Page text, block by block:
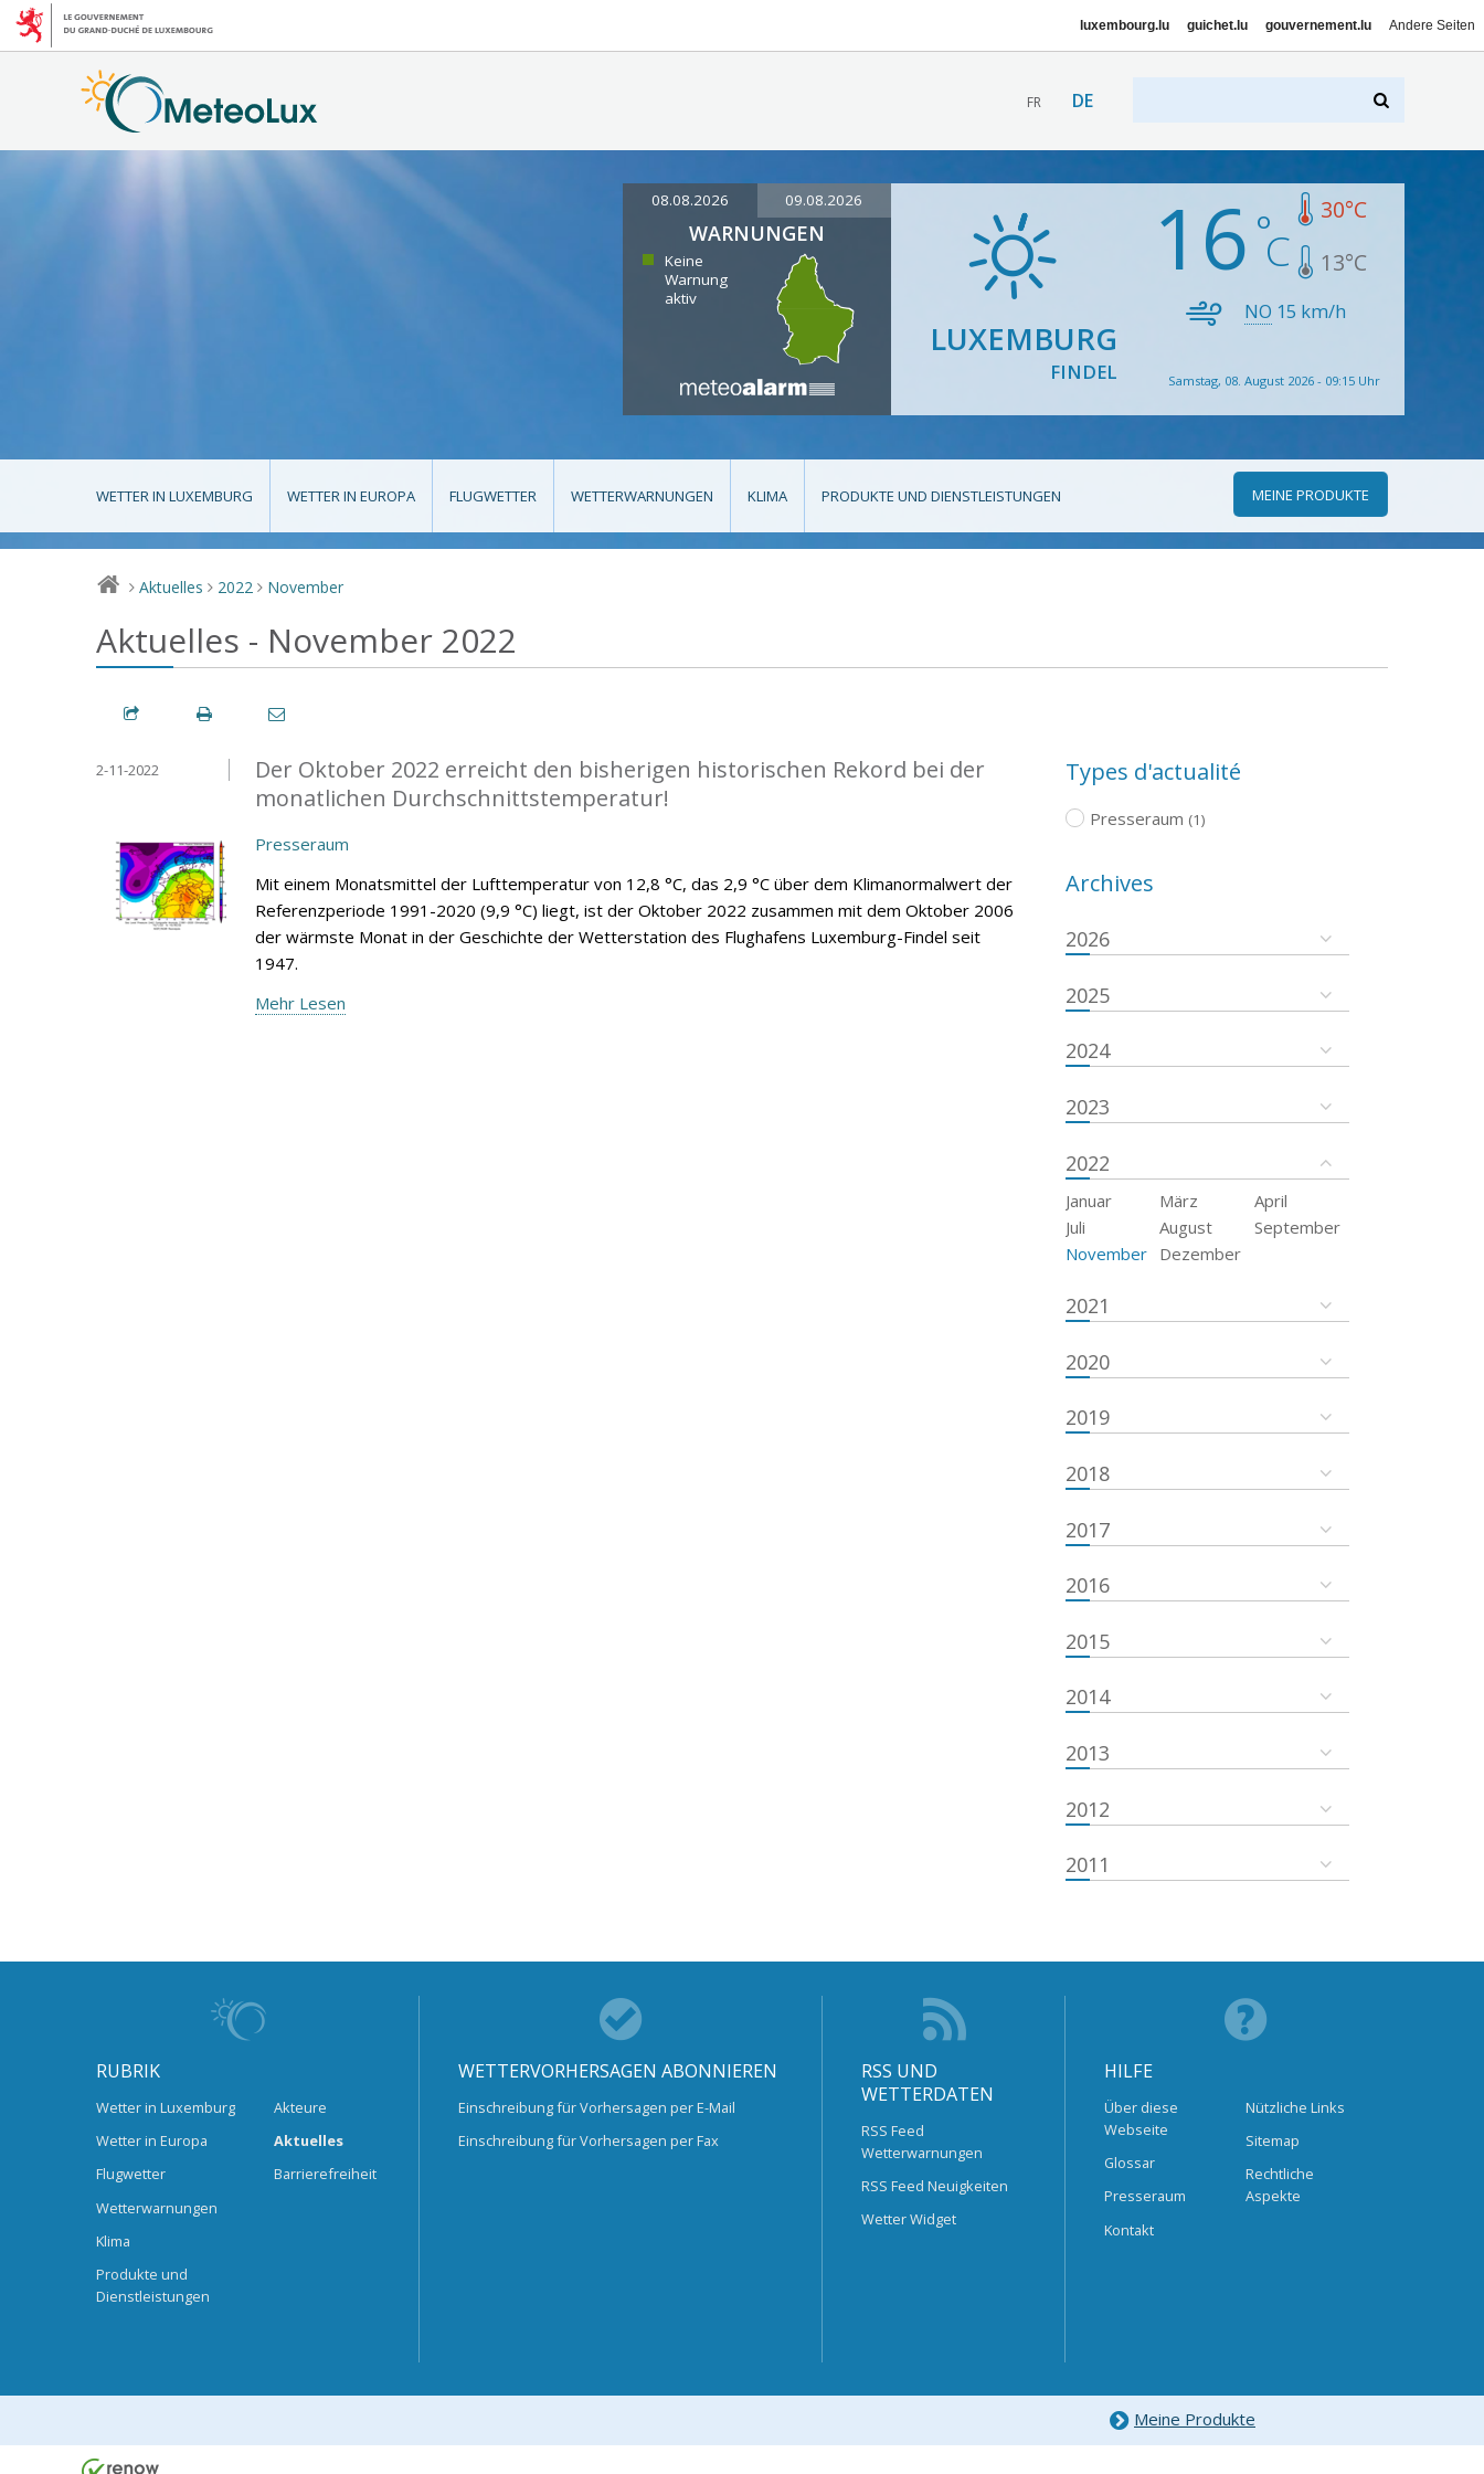
luxembourg.lu guichet.lu gouvernement.lu Andere Seiten
FR DE
08.08.2026 09.08.2026
WARNUNGEN
Keine
Warnung
aktiv
LUXEMBURG
FINDEL
16 30°C
13°C
NO 15 km/h
Samstag, 08. August 2026 - 09:15 Uhr
WETTER IN LUXEMBURG WETTER IN EUROPA FLUGWETTER WETTERWARNUNGEN KLIMA PRODUKTE UND DIENSTLEISTUNGEN MEINE PRODUKTE
> Aktuelles > 2022 > November
Aktuelles - November 2022
Der Oktober 2022 erreicht den bisherigen historischen Rekord bei der
monatlichen Durchschnittstemperatur!
2-11-2022
Presseraum
Mit einem Monatsmittel der Lufttemperatur von 12,8 °C, das 2,9 °C über dem Klimanormalwert der
Referenzperiode 1991-2020 (9,9 °C) liegt, ist der Oktober 2022 zusammen mit dem Oktober 2006
der wärmste Monat in der Geschichte der Wetterstation des Flughafens Luxemburg-Findel seit
1947.
Mehr Lesen
Types d'actualité
Presseraum (1)
Archives
2026
2025
2024
2023
2022
Januar März
April
Juli
August
September
November
Dezember
2021
2020
2019
2018
2017
2016
2015
2014
2013
2012
2011
RUBRIK
Wetter in Luxemburg
Wetter in Europa
Flugwetter
Wetterwarnungen
Klima
Produkte und
Dienstleistungen
Akteure
Aktuelles
Barrierefreiheit
WETTERVORHERSAGEN ABONNIEREN
Einschreibung für Vorhersagen per E-Mail
Einschreibung für Vorhersagen per Fax
RSS UND
WETTERDATEN
RSS Feed
Wetterwarnungen
RSS Feed Neuigkeiten
Wetter Widget
HILFE
Über diese
Webseite
Glossar
Presseraum
Kontakt
Nützliche Links
Sitemap
Rechtliche
Aspekte
Meine Produkte